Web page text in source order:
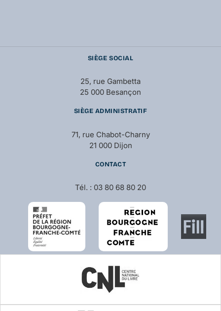
SIÈGE SOCIAL
25, rue Gambetta
25 000 Besançon
SIÈGE ADMINISTRATIF
71, rue Chabot-Charny
21 000 Dijon
CONTACT
Tél. : 03 80 68 80 20